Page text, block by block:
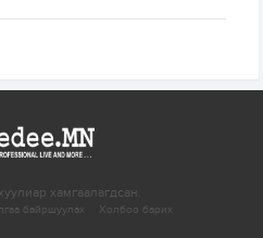
хамгаалагдсан.
байршуулах Холбоо барих